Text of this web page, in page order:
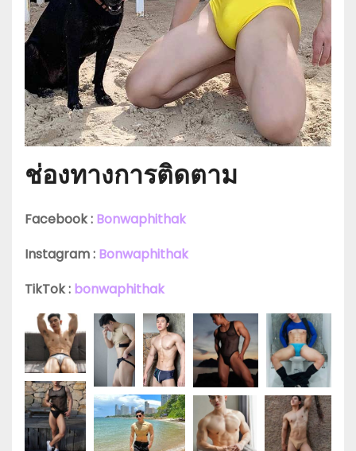
ช่องทางการติดตาม
Facebook : Bonwaphithak
Instagram : Bonwaphithak
TikTok : bonwaphithak